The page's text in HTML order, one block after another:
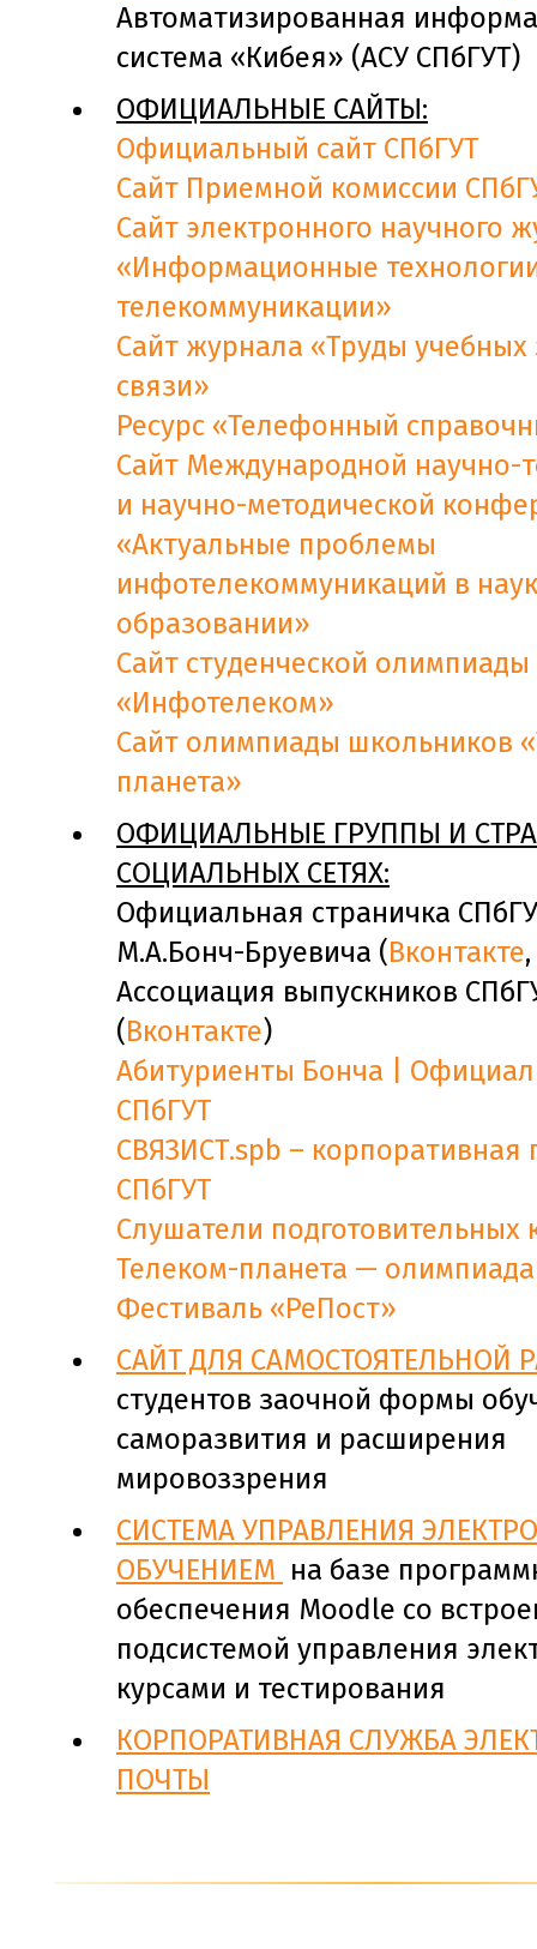
Автоматизированная
система «Кибея» (АСУ СПбГУТ)
ОФИЦИАЛЬНЫЕ САЙТЫ:
Официальный сайт СПбГУТ
Сайт Приемной комиссии
Сайт электронного научного
«Информационные
телекоммуникации»
Сайт журнала «Труды учебных
связи»
Ресурс «Телефонный
Сайт Международной научно-
и научно-методической
«Актуальные проблемы
инфотелекоммуникаций в
образовании»
Сайт студенческой олимпиады
«Инфотелеком»
Сайт олимпиады школьников
планета»
ОФИЦИАЛЬНЫЕ ГРУППЫ И
СОЦИАЛЬНЫХ СЕТЯХ:
Официальная страничка
М.А.Бонч-Бруевича (Вконтакте,
Ассоциация выпускников
(Вконтакте)
Абитуриенты Бонча |
СПбГУТ
СВЯЗИСТ.spb – корпоративная
СПбГУТ
Слушатели подготовительных
Телеком-планета —
Фестиваль «РеПост»
САЙТ ДЛЯ САМОСТОЯТЕЛЬНОЙ
студентов заочной формы
саморазвития и расширения
мировоззрения
СИСТЕМА УПРАВЛЕНИЯ
ОБУЧЕНИЕМ на базе
обеспечения Moodle со
подсистемой управления
курсами и тестирования
КОРПОРАТИВНАЯ СЛУЖБА
ПОЧТЫ